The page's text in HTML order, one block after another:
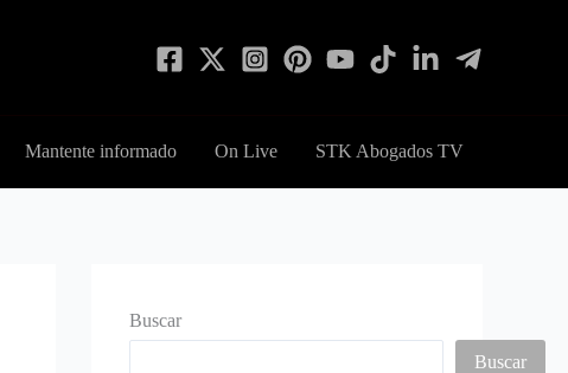
Mantente informado On Live STK Abogados TV
Buscar
Buscar